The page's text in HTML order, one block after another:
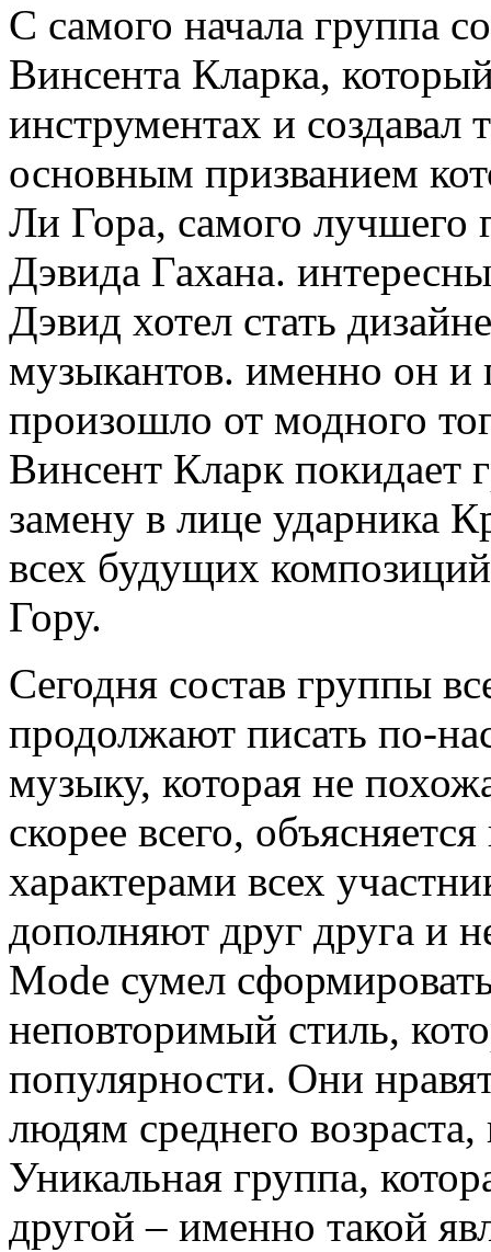
С самого начала группа
Винсента Кларка,
инструментах и
основным призванием
Ли Гора, самого лучшего
Дэвида Гахана.
Дэвид хотел стать
музыкантов. именно он и
произошло от модного
Винсент Кларк покидает
замену в лице ударника
всех будущих
Гору.
Сегодня состав группы
продолжают писать по-
музыку, которая не
скорее всего,
характерами всех
дополняют друг друга и
Mode сумел
неповторимый стиль,
популярности. Они
людям среднего
Уникальная группа,
другой – именно такой